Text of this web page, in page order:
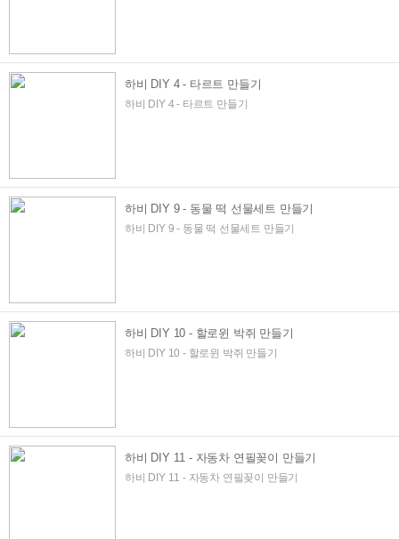
하비 DIY 4 - 타르트 만들기
하비 DIY 4 - 타르트 만들기
하비 DIY 9 - 동물 떡 선물세트 만들기
하비 DIY 9 - 동물 떡 선물세트 만들기
하비 DIY 10 - 할로윈 박쥐 만들기
하비 DIY 10 - 할로윈 박쥐 만들기
하비 DIY 11 - 자동차 연필꽂이 만들기
하비 DIY 11 - 자동차 연필꽂이 만들기